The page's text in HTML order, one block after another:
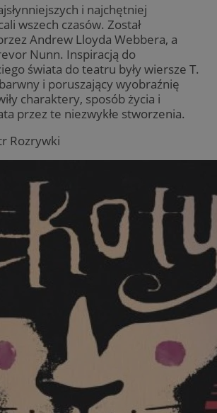
i najchętniej
wszech czasów. Został
Andrew Lloyda Webbera, a
Nunn. Inspiracją do
świata do teatru były wiersze T.
i poruszający wyobraźnię
charaktery, sposób życia i
przez te niezwykłe stworzenia.
Rozrywki